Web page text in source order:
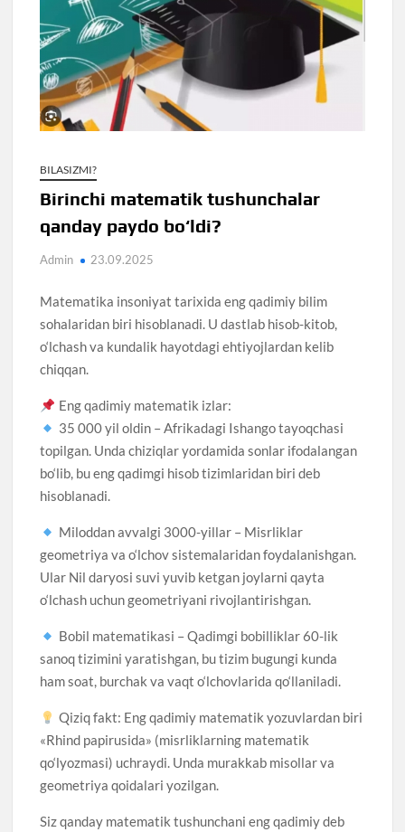
BILASIZMI?
Birinchi matematik tushunchalar
qanday paydo bo‘ldi?
Admin 23.09.2025
Matematika insoniyat tarixida eng qadimiy bilim
sohalaridan biri hisoblanadi. U dastlab hisob-kitob,
o‘lchash va kundalik hayotdagi ehtiyojlardan kelib
chiqqan.
Eng qadimiy matematik izlar:
35 000 yil oldin – Afrikadagi Ishango tayoqchasi
topilgan. Unda chiziqlar yordamida sonlar ifodalangan
bo‘lib, bu eng qadimgi hisob tizimlaridan biri deb
hisoblanadi.
Miloddan avvalgi 3000-yillar – Misrliklar
geometriya va o‘lchov sistemalaridan foydalanishgan.
Ular Nil daryosi suvi yuvib ketgan joylarni qayta
o‘lchash uchun geometriyani rivojlantirishgan.
Bobil matematikasi – Qadimgi bobilliklar 60-lik
sanoq tizimini yaratishgan, bu tizim bugungi kunda
ham soat, burchak va vaqt o‘lchovlarida qo‘llaniladi.
Qiziq fakt: Eng qadimiy matematik yozuvlardan biri
«Rhind papirusida» (misrliklarning matematik
qo‘lyozmasi) uchraydi. Unda murakkab misollar va
geometriya qoidalari yozilgan.
Siz qanday matematik tushunchani eng qadimiy deb